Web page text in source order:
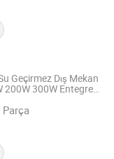
Geçirmez Dış Mekan
200W 300W Entegre
Co., Ltd